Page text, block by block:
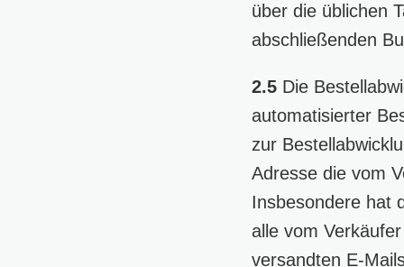
über die üblichen
abschließenden
2.5Die
automatisierter
zur
Adresse die vom
Insbesondere hat
alle vom
versandten E-